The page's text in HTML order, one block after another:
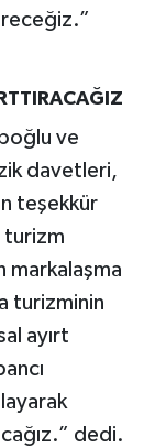
ve
davetleri,
teşekkür
turizm
markalaşma
turizminin
ayırt
dedi.